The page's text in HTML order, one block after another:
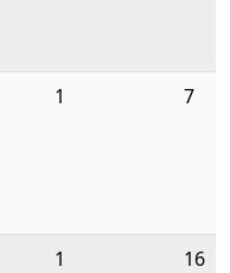
1 7
1 16